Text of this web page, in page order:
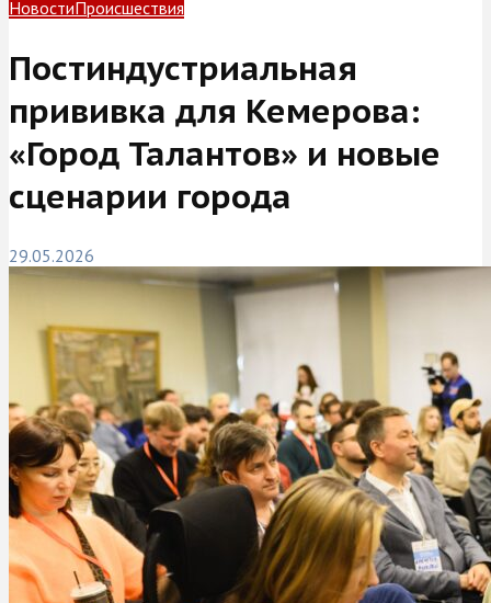
НовостиПроисшествия
Постиндустриальная
прививка для Кемерова:
«Город Талантов» и новые
сценарии города
29.05.2026